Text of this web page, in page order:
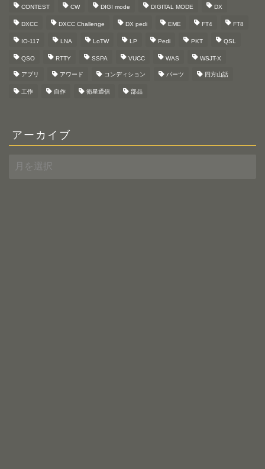
CONTEST CW DIGI mode DIGITAL MODE DX
DXCC DXCC Challenge DX pedi EME FT4 FT8
IO-117 LNA LoTW LP Pedi PKT QSL
QSO RTTY SSPA VUCC WAS WSJT-X
アプリ アワード コンディション パーツ 四方山話
工作 自作 衛星通信 部品
アーカイブ
ー